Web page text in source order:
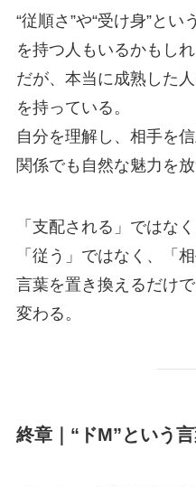
“従順さ”や“受け身”と
を持つ人もいるかもしれ
だが、本当に成熟した
を持っている。
自分を理解し、相手を
関係でも自然な魅力を放
「支配される」ではな
「従う」ではなく、「
言葉を置き換えるだけ
変わる。
終章｜“ドM”という